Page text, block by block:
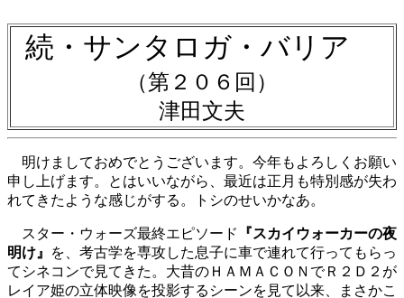
続・サンタロガ・バリア
（第２０６回）
津田文夫
明けましておめでとうございます。今年もよろしくお願い
申し上げます。とはいいながら、最近は正月も特別感が失わ
れてきたような感じがする。トシのせいかなあ。
スター・ウォーズ最終エピソード
『スカイウォーカーの夜
明け』
を、考古学を専攻した息子に車で連れて行ってもらっ
てシネコンで見てきた。大昔のＨＡＭＡＣＯＮでＲ２Ｄ２が
レイア姫の立体映像を投影するシーンを見て以来、まさかこ